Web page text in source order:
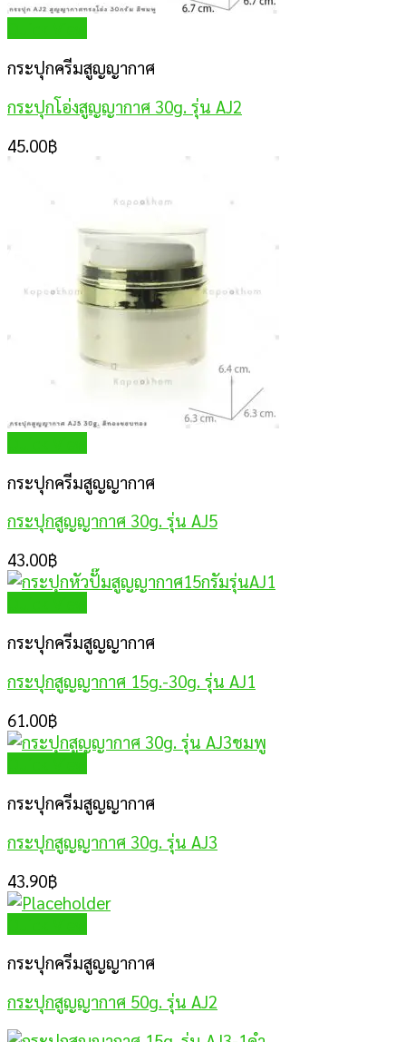
กระปุกครีมสูญญากาศ
กระปุกโอ่งสูญญากาศ 30g. รุ่น AJ2
45.00฿
กระปุกครีมสูญญากาศ
กระปุกสูญญากาศ 30g. รุ่น AJ5
43.00฿
กระปุกครีมสูญญากาศ
กระปุกสูญญากาศ 15g.-30g. รุ่น AJ1
61.00฿
กระปุกครีมสูญญากาศ
กระปุกสูญญากาศ 30g. รุ่น AJ3
43.90฿
กระปุกครีมสูญญากาศ
กระปุกสูญญากาศ 50g. รุ่น AJ2